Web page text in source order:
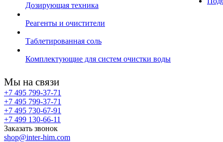
Дозирующая техника
Реагенты и очистители
Таблетированная соль
Комплектующие для систем очистки воды
Мы на связи
+7 495 799-37-71
+7 495 799-37-71
+7 495 730-67-91
+7 499 130-66-11
Заказать звонок
shop@inter-him.com